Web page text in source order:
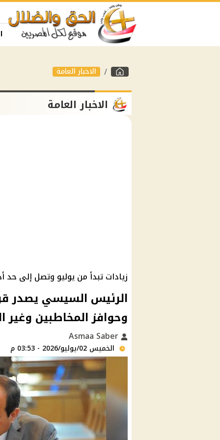
الاخبار العامة
الاخبار العامة
زيادات تبدأ من يوليو وتصل إلى
الرئيس السيسي يصدر
وحوافز المخاطبين وغير
الخميس 02/يوليو/2026 - 03:53 م